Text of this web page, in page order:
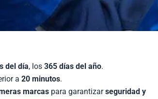
del día, los 365 días del año.
a 20 minutos.
marcas para garantizarseguridad y